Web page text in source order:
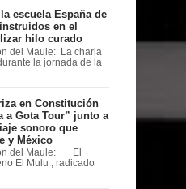
escuela España de
en el
hilo curado
del Maule: La charla
la jornada de la
en Constitución
a Gota Tour” junto a
sonoro que
y México
del Maule: El
El Mulu , radicado